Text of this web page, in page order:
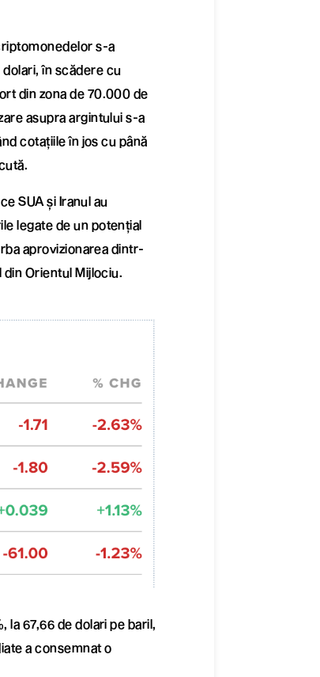
s-a
în scădere cu
din zona de 70.000 de
asupra argintului s-a
cotațiile în jos cu până
SUA și Iranul au
legate de un potențial
aprovizionarea dintr-
Orientul Mijlociu.
67,66 de dolari pe baril,
a consemnat o